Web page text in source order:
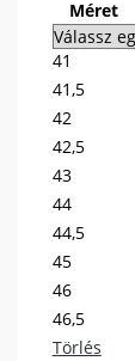
Méret
41
41,5
42
42,5
43
44
44,5
45
46
46,5
Törlés